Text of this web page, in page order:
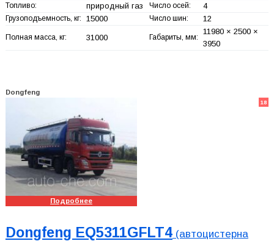
Топливо: природный газ Число осей: 4
Грузоподъемность, кг: 15000 Число шин: 12
Полная масса, кг: 31000 Габариты, мм:
11980 × 2500 ×
3950
Dongfeng
18
Подробнее
Dongfeng EQ5311GFLT4(автоцистерна